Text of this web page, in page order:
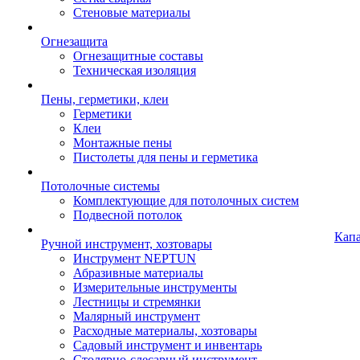
Стеновые материалы
Огнезащита
Огнезащитные составы
Техническая изоляция
Пены, герметики, клеи
Герметики
Клеи
Монтажные пены
Пистолеты для пены и герметика
Потолочные системы
Комплектующие для потолочных систем
Подвесной потолок
Ручной инструмент, хозтовары
Инструмент NEPTUN
Абразивные материалы
Измерительные инструменты
Лестницы и стремянки
Малярный инструмент
Расходные материалы, хозтовары
Садовый инструмент и инвентарь